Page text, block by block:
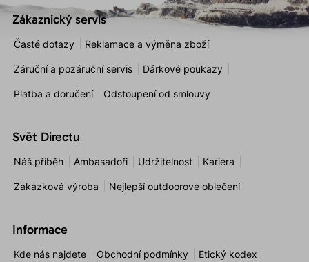
Zákaznický servis
Časté dotazy Reklamace a výměna zboží
Záruční a pozáruční servis Dárkové poukazy
Platba a doručení Odstoupení od smlouvy
Svět Directu
Náš příběh Ambasadoři Udržitelnost Kariéra
Zakázková výroba Nejlepší outdoorové oblečení
Informace
Kde nás najdete Obchodní podmínky Etický kodex